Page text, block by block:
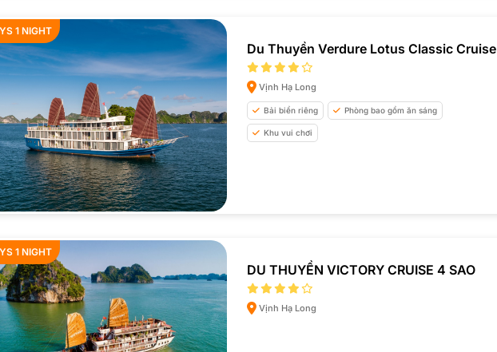
1 NIGHT
Du Thuyền Verdure Lotus Classic Cruise
Vịnh Hạ Long
Bải biển riêng Phòng bao gồm ăn sáng
Khu vui chơi
1 NIGHT
DU THUYỀN VICTORY CRUISE 4 SAO
Vịnh Hạ Long